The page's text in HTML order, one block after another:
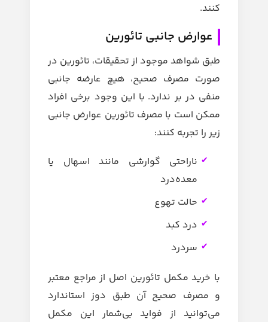
کنند.
عوارض جانبی تائورین
طبق شواهد موجود از تحقیقات، تائورین در
صورت مصرف صحیح، هیچ عارضه جانبی
منفی در بر ندارد. با این وجود برخی افراد
ممکن است با مصرف تائورین عوارض جانبی
زیر را تجربه کنند:
ناراحتی گوارشی مانند اسهال یا
معده‌درد
حالت تهوع
درد کبد
سردرد
با خرید مکمل تائورین اصل از مراجع معتبر
و مصرف صحیح آن طبق دوز استاندارد
می‌توانید از فواید بی‌شمار این مکمل